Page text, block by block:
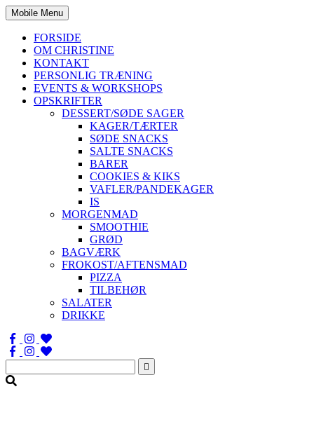
Mobile Menu
FORSIDE
OM CHRISTINE
KONTAKT
PERSONLIG TRÆNING
EVENTS & WORKSHOPS
OPSKRIFTER
DESSERT/SØDE SAGER
KAGER/TÆRTER
SØDE SNACKS
SALTE SNACKS
BARER
COOKIES & KIKS
VAFLER/PANDEKAGER
IS
MORGENMAD
SMOOTHIE
GRØD
BAGVÆRK
FROKOST/AFTENSMAD
PIZZA
TILBEHØR
SALATER
DRIKKE
Søg
efter: